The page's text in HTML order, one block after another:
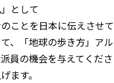
として
ことを日本に伝えさせて
、「地球の歩き方」ア
員の機会を与えてくだ
ます。